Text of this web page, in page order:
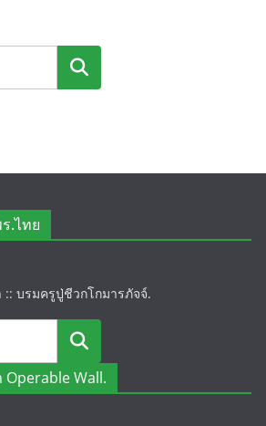
ค้นหา
.ไทย
บรมครูปู่ชีวกโกมารภัจจ์.
ค้นหา
Wall.